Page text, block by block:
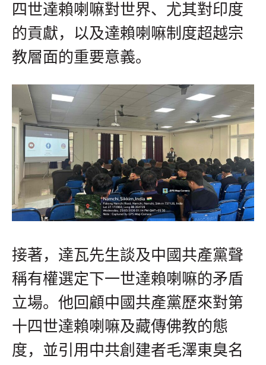
四世達賴喇嘛對世界、尤其對印度
的貢獻，以及達賴喇嘛制度超越宗
教層面的重要意義。
接著，達瓦先生談及中國共產黨聲
稱有權選定下一世達賴喇嘛的矛盾
立場。他回顧中國共產黨歷來對第
十四世達賴喇嘛及藏傳佛教的態
度，並引用中共創建者毛澤東臭名